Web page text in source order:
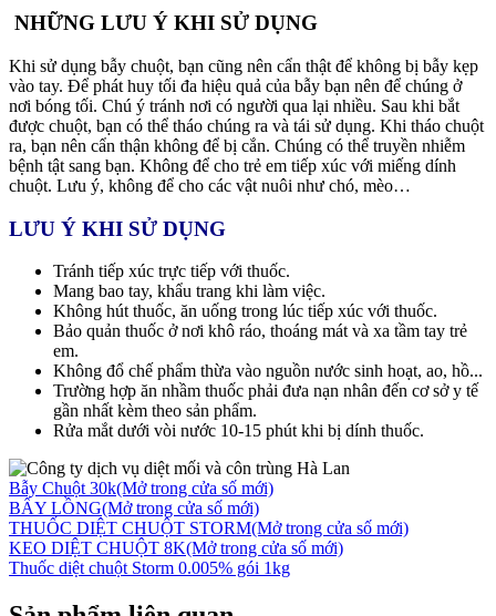
NHỮNG LƯU Ý KHI SỬ DỤNG
Khi sử dụng bẫy chuột, bạn cũng nên cẩn thật để không bị bẫy kẹp
vào tay. Để phát huy tối đa hiệu quả của bẫy bạn nên để chúng ở
nơi bóng tối. Chú ý tránh nơi có người qua lại nhiều. Sau khi bắt
được chuột, bạn có thể tháo chúng ra và tái sử dụng. Khi tháo chuột
ra, bạn nên cẩn thận không để bị cắn. Chúng có thể truyền nhiễm
bệnh tật sang bạn. Không để cho trẻ em tiếp xúc với miếng dính
chuột. Lưu ý, không để cho các vật nuôi như chó, mèo…
LƯU Ý KHI SỬ DỤNG
Tránh tiếp xúc trực tiếp với thuốc.
Mang bao tay, khẩu trang khi làm việc.
Không hút thuốc, ăn uống trong lúc tiếp xúc với thuốc.
Bảo quản thuốc ở nơi khô ráo, thoáng mát và xa tầm tay trẻ
em.
Không đổ chế phẩm thừa vào nguồn nước sinh hoạt, ao, hồ...
Trường hợp ăn nhầm thuốc phải đưa nạn nhân đến cơ sở y tế
gần nhất kèm theo sản phẩm.
Rửa mắt dưới vòi nước 10-15 phút khi bị dính thuốc.
Bẫy Chuột 30k(Mở trong cửa số mới)
BẤY LỒNG(Mở trong cửa số mới)
THUỐC DIỆT CHUỘT STORM(Mở trong cửa số mới)
KEO DIỆT CHUỘT 8K(Mở trong cửa số mới)
Thuốc diệt chuột Storm 0.005% gói 1kg